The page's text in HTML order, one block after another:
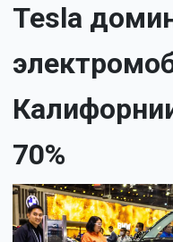
Tesla
70%